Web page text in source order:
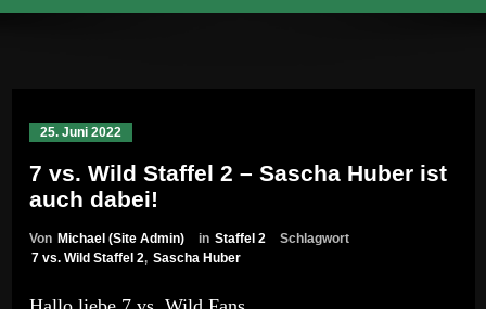
25. Juni 2022
7 vs. Wild Staffel 2 – Sascha Huber ist
auch dabei!
Von Michael (Site Admin) in Staffel 2
Schlagwort
7 vs. Wild Staffel 2, Sascha Huber